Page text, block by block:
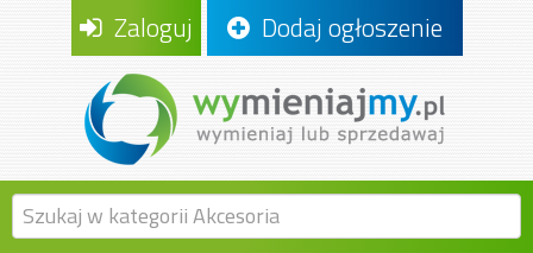
Zaloguj Dodaj ogłoszenie